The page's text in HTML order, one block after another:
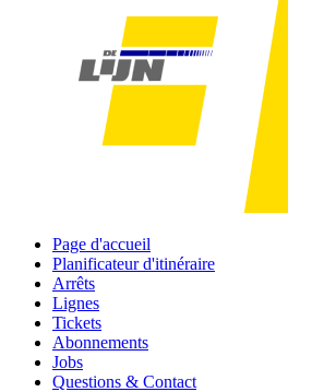
Page d'accueil
Planificateur d'itinéraire
Arrêts
Lignes
Tickets
Abonnements
Jobs
Questions & Contact